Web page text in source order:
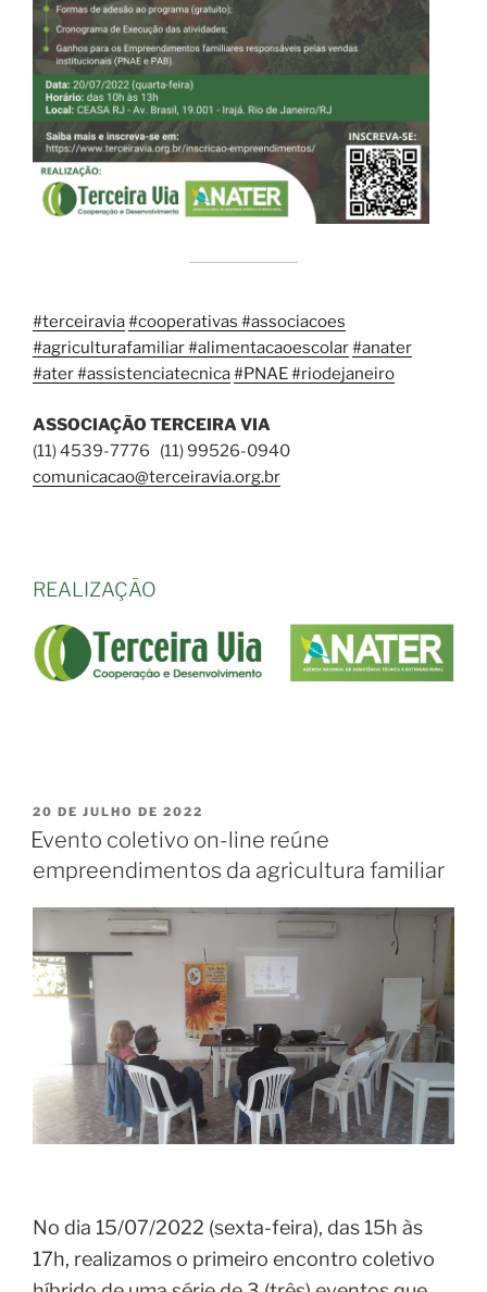
#agriculturafamiliar #alimentacaoescolar
#ater #assistenciatecnica#PNAE #riodejaneiro
(11) 4539-7776 (11) 99526-0940
comunicacao@terceiravia.org.br
REALIZAÇÃO
Evento coletivo on-line reúne
empreendimentos da agricultura familiar
17h, realizamos o primeiro encontro coletivo
híbrido de uma série de 3 (três) eventos que